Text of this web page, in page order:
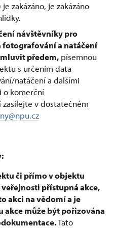
zakázáno, je zakázáno
návštěvníky pro
fotografování a natáčení
předem, písemnou
s určením data
natáčení a dalšími
o komerční
v dostatečném
či přímo v objektu
přístupná akce,
akci na vědomí a je
akce může být pořizována
Tato